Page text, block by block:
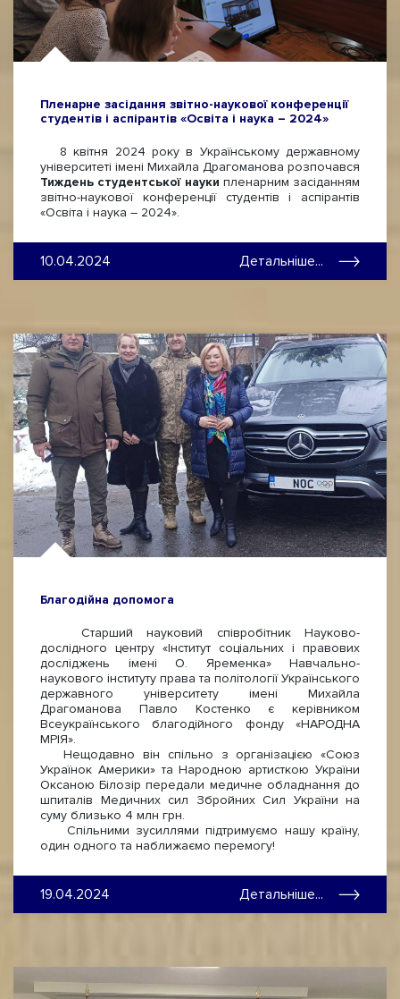
Пленарне засідання звітно-наукової конференції
студентів і аспірантів «Освіта і наука – 2024»
8 квітня 2024 року в Українському державному
університеті імені Михайла Драгоманова розпочався
Тиждень студентської науки пленарним засіданням
звітно-наукової конференції студентів і аспірантів
«Освіта і наука – 2024».
10.04.2024 Детальніше...
Благодійна допомога
Старший науковий співробітник Науково-
дослідного центру «Інститут соціальних і правових
досліджень імені О. Яременка» Навчально-
наукового інституту права та політології Українського
державного університету імені Михайла
Драгоманова Павло Костенко є керівником
Всеукраїнського благодійного фонду «НАРОДНА
МРІЯ».
Нещодавно він спільно з організацією «Союз
Українок Америки» та Народною артисткою України
Оксаною Білозір передали медичне обладнання до
шпиталів Медичних сил Збройних Сил України на
суму близько 4 млн грн.
Спільними зусиллями підтримуємо нашу країну,
один одного та наближаємо перемогу!
19.04.2024 Детальніше...